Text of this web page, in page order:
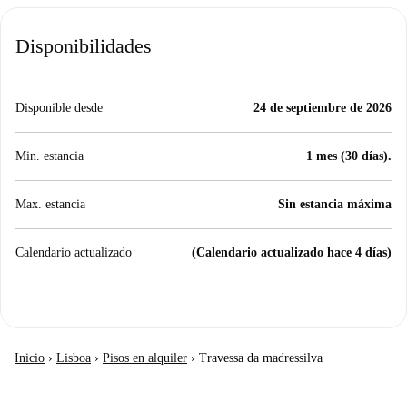
Disponibilidades
Disponible desde 24 de septiembre de 2026
Min. estancia 1 mes (30 días).
Max. estancia Sin estancia máxima
Calendario actualizado (Calendario actualizado hace 4 días)
Inicio › Lisboa › Pisos en alquiler › Travessa da madressilva